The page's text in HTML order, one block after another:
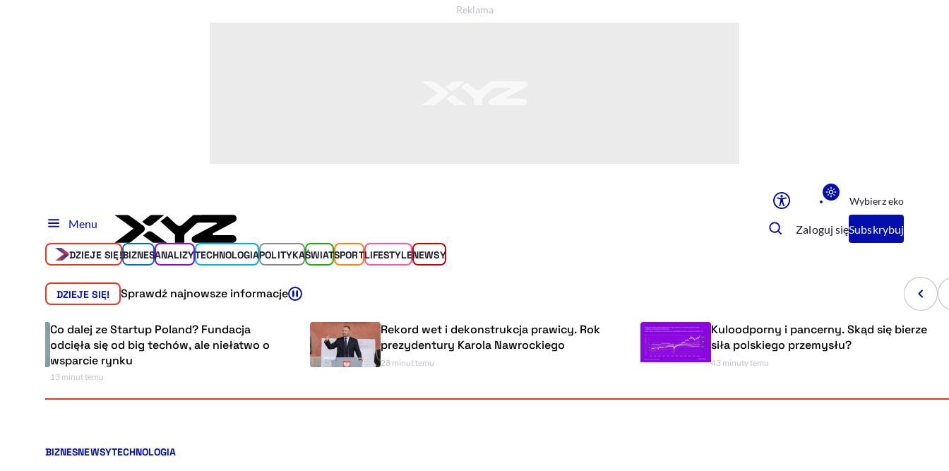
Wybierz eko
Menu Zaloguj sięSubskrybuj
DZIEJE SIĘ!BIZNESANALIZYTECHNOLOGIAPOLITYKAŚWIATSPORTLIFESTYLENEWSY
DZIEJE SIĘ! Sprawdź najnowsze informacje
Co dalej ze Startup Poland? Fundacja
odcięła się od big techów, ale niełatwo o
wsparcie rynku
13 minut temu
Rekord wet i dekonstrukcja prawicy. Rok
prezydentury Karola Nawrockiego
28 minut temu
Kuloodporny i pancerny. Skąd się bierze
siła polskiego przemysłu?
43 minuty temu
Kategorie artykułu:
BIZNESNEWSYTECHNOLOGIA